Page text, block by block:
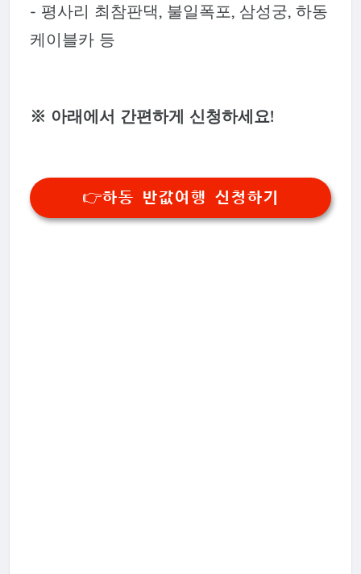
- 평사리 최참판댁, 불일폭포, 삼성궁, 하동
케이블카 등
※ 아래에서 간편하게 신청하세요!
👉하동 반값여행 신청하기